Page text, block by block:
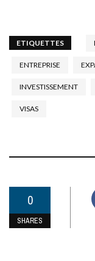
ETIQUETTES
ENTREPRISE
INVESTISSEMENT
VISAS
0
SHARES